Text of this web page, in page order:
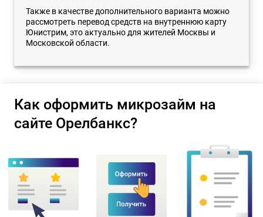
Также в качестве дополнительного варианта можно
рассмотреть перевод средств на внутреннюю карту
Юнистрим, это актуально для жителей Москвы и
Московской области.
Как оформить микрозайм на
сайте Орелбанкс?